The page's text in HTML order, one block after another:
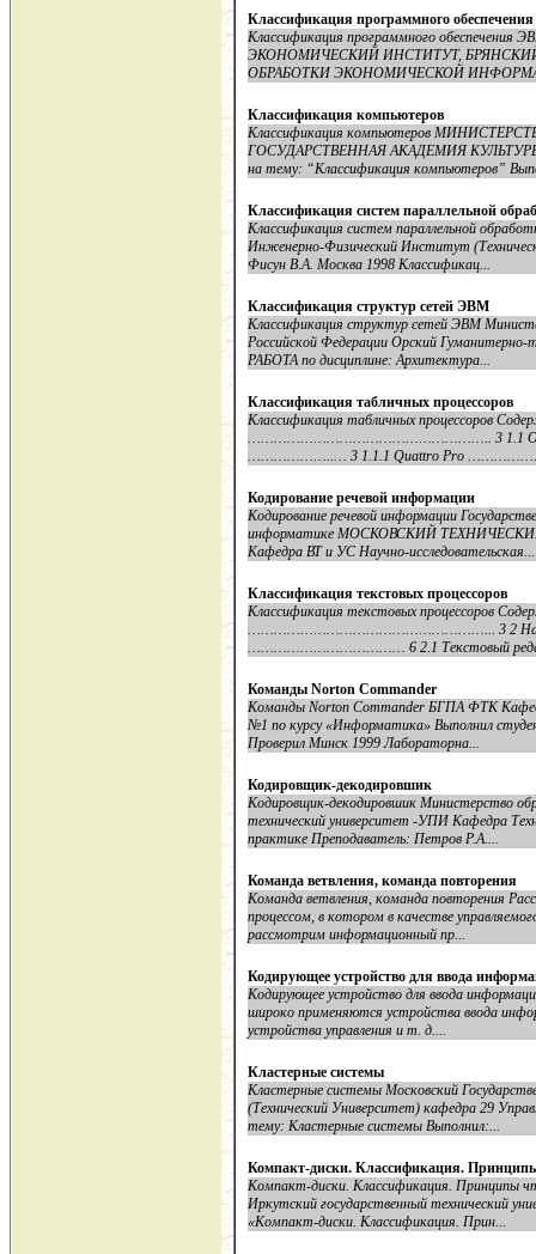
Классификация программного
Классификация программного
ЭКОНОМИЧЕСКИЙ ИНСТИТУТ,
ОБРАБОТКИ ЭКОНОМИЧЕСКОЙ
Классификация компьютеров
Классификация компьютеров
ГОСУДАРСТВЕННАЯ АКАДЕМИЯ КУЛЬТУРЫ
на тему: “Классификация компьютеров”
Классификация систем параллельной
Классификация систем параллельной
Инженерно-Физический Институт
Фисун В.А. Москва 1998 Классификац...
Классификация структур сетей ЭВМ
Классификация структур сетей ЭВМ
Российской Федерации Орский
РАБОТА по дисциплине: Архитектура...
Классификация табличных процессоров
Классификация табличных процессоров
……………………………………………….. 3 1.1 Общая
………………..… 3 1.1.1 Quattro Pro
Кодирование речевой информации
Кодирование речевой информации
информатике МОСКОВСКИЙ
Кафедра ВТ и УС Научно-исследовательская...
Классификация текстовых процессоров
Классификация текстовых процессоров
………………………………………………... 3 2 Наиболее
……………………………… 6 2.1 Текстовый
Команды Norton Commander
Команды Norton Commander БГПА ФТК
№1 по курсу «Информатика» Выполнил
Проверил Минск 1999 Лабораторна...
Кодировщик-декодировшик
Кодировщик-декодировшик Министерство
технический университет -УПИ Кафедра
практике Преподаватель: Петров Р.А....
Команда ветвления, команда повторения
Команда ветвления, команда повторения
процессом, в котором в качестве
рассмотрим информационный пр...
Кодирующее устройство для ввода
Кодирующее устройство для ввода
широко применяются устройства ввода
устройства управления и т. д....
Кластерные системы
Кластерные системы Московский
(Технический Университет) кафедра 29
тему: Кластерные системы Выполнил:...
Компакт-диски. Классификация.
Компакт-диски. Классификация. Принципы
Иркутский государственный технический
«Компакт-диски. Классификация. Прин...